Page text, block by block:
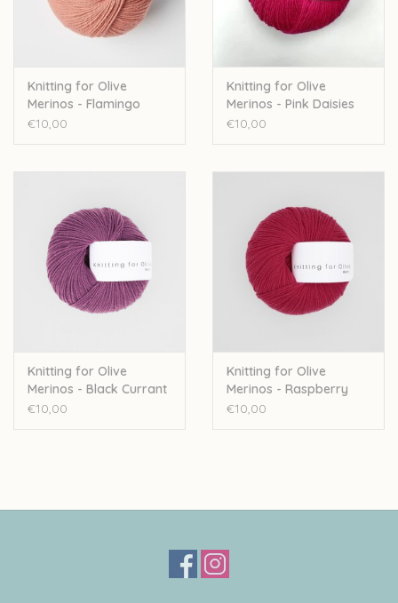
Knitting for Olive
Merinos - Flamingo
€10,00
Knitting for Olive
Merinos - Pink Daisies
€10,00
Knitting for Olive
Merinos - Black Currant
Ice Cream
€10,00
Knitting for Olive
Merinos - Raspberry
Red
€10,00